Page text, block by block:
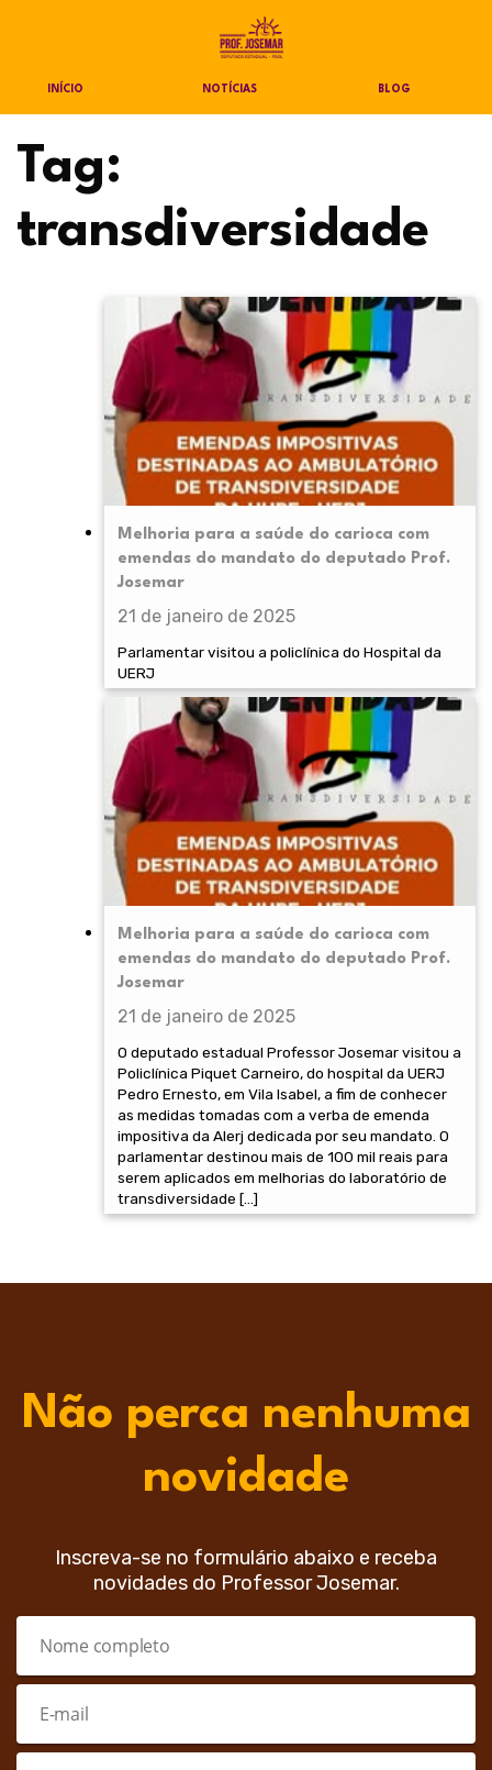
INÍCIO NOTÍCIAS BLOG
Tag:
transdiversidade
Melhoria para a saúde do carioca com
emendas do mandato do deputado Prof.
Josemar
21 de janeiro de 2025
Parlamentar visitou a policlínica do Hospital da
UERJ
Melhoria para a saúde do carioca com
emendas do mandato do deputado Prof.
Josemar
21 de janeiro de 2025
O deputado estadual Professor Josemar visitou a
Policlínica Piquet Carneiro, do hospital da UERJ
Pedro Ernesto, em Vila Isabel, a fim de conhecer
as medidas tomadas com a verba de emenda
impositiva da Alerj dedicada por seu mandato. O
parlamentar destinou mais de 100 mil reais para
serem aplicados em melhorias do laboratório de
transdiversidade […]
Não perca nenhuma
novidade
Inscreva-se no formulário abaixo e receba
novidades do Professor Josemar.